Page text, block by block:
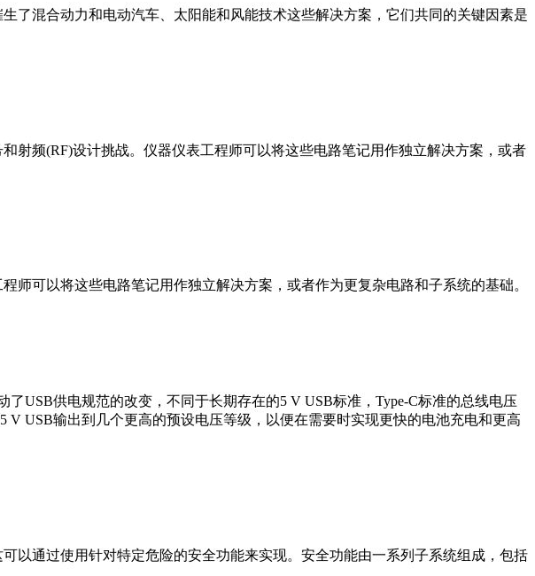
了混合动力和电动汽车、太阳能和风能技术这些解决方案，它们共同的关键因素是
射频(RF)设计挑战。仪器仪表工程师可以将这些电路笔记用作独立解决方案，或者
可以将这些电路笔记用作独立解决方案，或者作为更复杂电路和子系统的基础。
USB供电规范的改变，不同于长期存在的5 V USB标准，Type-C标准的总线电压
USB输出到几个更高的预设电压等级，以便在需要时实现更快的电池充电和更高
以通过使用针对特定危险的安全功能来实现。安全功能由一系列子系统组成，包括